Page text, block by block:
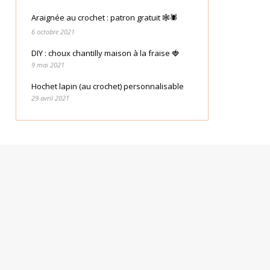
Araignée au crochet : patron gratuit 🕸🕷
6 octobre 2021
DIY : choux chantilly maison à la fraise 🍓
9 mai 2021
Hochet lapin (au crochet) personnalisable
29 avril 2021